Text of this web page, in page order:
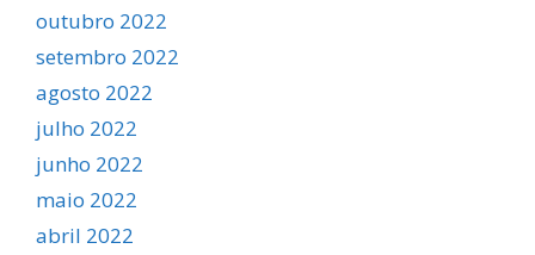
outubro 2022
setembro 2022
agosto 2022
julho 2022
junho 2022
maio 2022
abril 2022